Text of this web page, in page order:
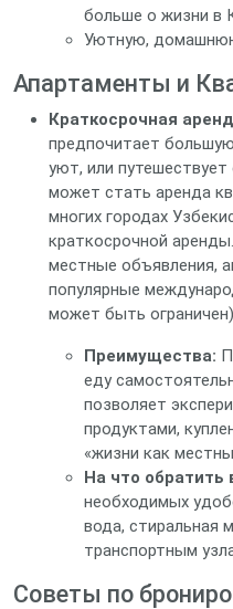
больше о жизни в
Уютную,
Апартаменты и
Краткосрочная
предпочитает
уют, или
может стать аренда
многих городах
краткосрочной
местные объявления,
популярные
может быть
Преимущества:
еду
позволяет
продуктами,
«жизни как
На что обратить
необходимых
вода, стиральная
транспортным
Советы по